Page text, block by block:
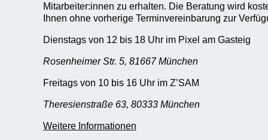
Mitarbeiter:innen zu erhalten. Die Beratung wird
Ihnen ohne vorherige Terminvereinbarung zur
Dienstags von 12 bis 18 Uhr im Pixel am Gasteig
Rosenheimer Str. 5, 81667 München
Freitags von 10 bis 16 Uhr im Z’SAM
Theresienstraße 63, 80333 München
Weitere Informationen